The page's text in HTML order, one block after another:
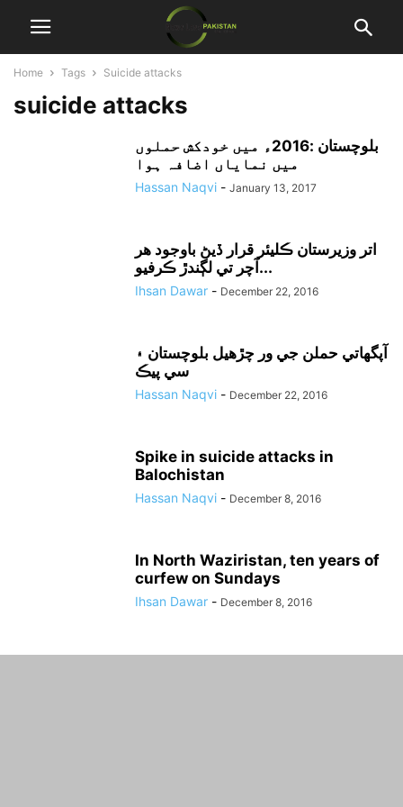
Home Tags Suicide attacks
suicide attacks
بلوچستان :2016ء میں خودکش حملوں
میں نمایاں اضافہ ہوا
Hassan Naqvi - January 13, 2017
اتر وزيرستان ڪليئر قرار ڏيڻ باوجود هر
آچر تي لڳندڙ ڪرفيو...
Ihsan Dawar - December 22, 2016
آپگهاتي حملن جي ور چڙهيل بلوچستان ۽
سي پيڪ
Hassan Naqvi - December 22, 2016
Spike in suicide attacks in
Balochistan
Hassan Naqvi - December 8, 2016
In North Waziristan, ten years of
curfew on Sundays
Ihsan Dawar - December 8, 2016